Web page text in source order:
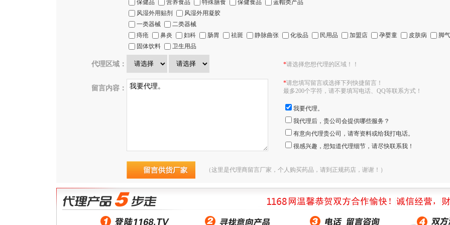
保健品 营养食品 特殊膳食 保健食品
蓝帽类产品
风湿外用贴剂
风湿外用凝胶
一类器械
二类器械
痔疮
鼻炎 妇科 肠胃 祛斑 静脉曲张 化妆品 民用品 加盟店 孕婴童 皮肤病
脚气
固体饮料
卫生用品
代理区域： *请选择您想代理的区域！！
留言内容：
*请您填写留言或选择下列快捷留言！
最多200个字符，请不要填写电话、QQ等联系方式！
我要代理。
我代理后，贵公司会提供哪些服务？
有意向代理贵公司，请寄资料或给我打电话。
很感兴趣，想知道代理细节，请尽快联系我！
（这里是代理商留言厂家，个人购买药品，请到正规药店，谢谢！）